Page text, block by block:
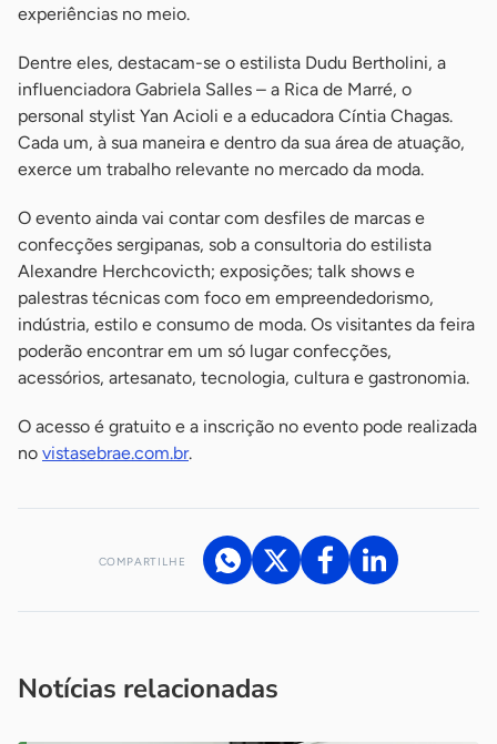
experiências no meio.
Dentre eles, destacam-se o estilista Dudu Bertholini, a
influenciadora Gabriela Salles – a Rica de Marré, o
personal stylist Yan Acioli e a educadora Cíntia Chagas.
Cada um, à sua maneira e dentro da sua área de atuação,
exerce um trabalho relevante no mercado da moda.
O evento ainda vai contar com desfiles de marcas e
confecções sergipanas, sob a consultoria do estilista
Alexandre Herchcovicth; exposições; talk shows e
palestras técnicas com foco em empreendedorismo,
indústria, estilo e consumo de moda. Os visitantes da feira
poderão encontrar em um só lugar confecções,
acessórios, artesanato, tecnologia, cultura e gastronomia.
O acesso é gratuito e a inscrição no evento pode realizada
no vistasebrae.com.br.
COMPARTILHE
Notícias relacionadas